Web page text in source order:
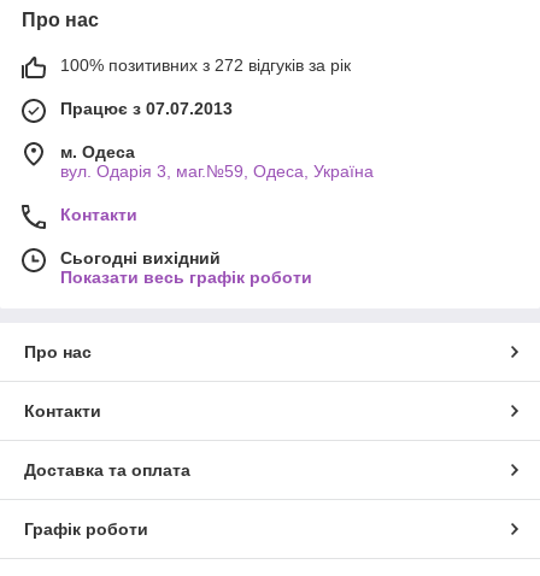
Про нас
100% позитивних з 272 відгуків за рік
Працює з 07.07.2013
м. Одеса
вул. Одарiя 3, маг.№59, Одеса, Україна
Контакти
Сьогодні вихідний
Показати весь графік роботи
Про нас
Контакти
Доставка та оплата
Графік роботи